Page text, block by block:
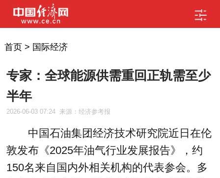
首页> 国际经济
专家：全球能源供需重回正轨需至少
半年
2026-06-03 07:24 来源：经济参考报
中国石油集团经济技术研究院近日在伦
敦发布《2025年油气行业发展报告》，约
150名来自国内外相关机构的代表参会。多